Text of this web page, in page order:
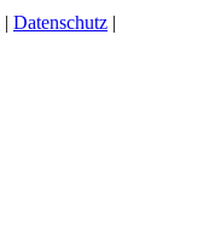
| Datenschutz |